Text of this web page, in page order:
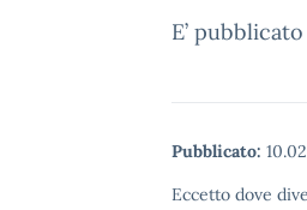
E’
Pubblicato:
Eccetto dove